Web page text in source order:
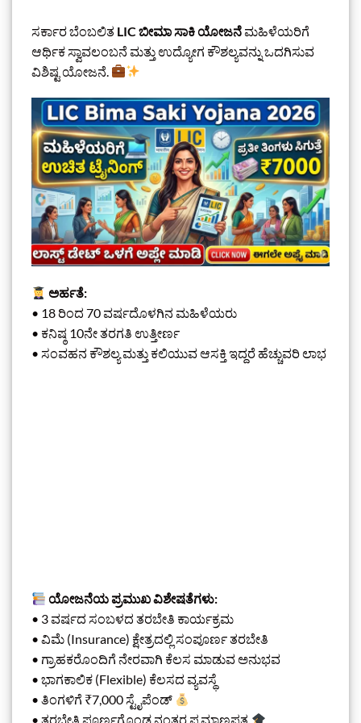
ಸರ್ಕಾರ ಬೆಂಬಲಿತ LIC ಬೀಮಾ ಸಾಕಿ ಯೋಜನೆಮಹಿಳೆಯರಿಗೆ
ಆರ್ಥಿಕ ಸ್ವಾವಲಂಬನೆ ಮತ್ತು ಉದ್ಯೋಗ ಕೌಶಲ್ಯವನ್ನು ಒದಗಿಸುವ
ವಿಶಿಷ್ಟ ಯೋಜನೆ.
ಅರ್ಹತೆ:
• 18 ರಿಂದ 70 ವರ್ಷದೊಳಗಿನ ಮಹಿಳೆಯರು
• ಕನಿಷ್ಠ 10ನೇ ತರಗತಿ ಉತ್ತೀರ್ಣ
• ಸಂವಹನ ಕೌಶಲ್ಯ ಮತ್ತು ಕಲಿಯುವ ಆಸಕ್ತಿ ಇದ್ದರೆ ಹೆಚ್ಚುವರಿ ಲಾಭ
ಯೋಜನೆಯ ಪ್ರಮುಖ ವಿಶೇಷತೆಗಳು:
• 3 ವರ್ಷದ ಸಂಬಳದ ತರಬೇತಿ ಕಾರ್ಯಕ್ರಮ
• ವಿಮೆ (Insurance) ಕ್ಷೇತ್ರದಲ್ಲಿ ಸಂಪೂರ್ಣ ತರಬೇತಿ
• ಗ್ರಾಹಕರೊಂದಿಗೆ ನೇರವಾಗಿ ಕೆಲಸ ಮಾಡುವ ಅನುಭವ
• ಭಾಗಕಾಲಿಕ (Flexible) ಕೆಲಸದ ವ್ಯವಸ್ಥೆ
• ತಿಂಗಳಿಗೆ ₹7,000 ಸ್ಟೈಪೆಂಡ್
• ತರಬೇತಿ ಪೂರ್ಣಗೊಂಡ ನಂತರ ಪ್ರಮಾಣಪತ್ರ